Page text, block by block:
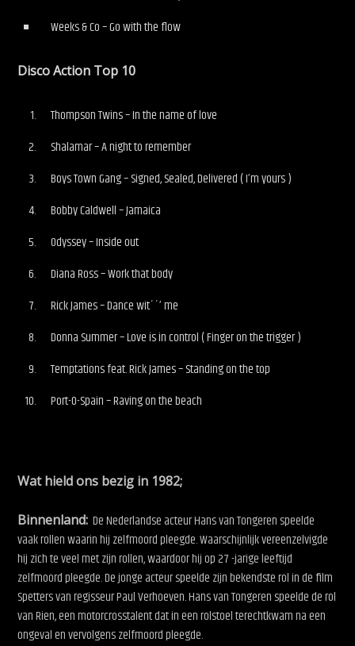
Weeks & Co – Go with the flow
Disco Action Top 10
Thompson Twins – In the name of love
Shalamar – A night to remember
Boys Town Gang – Signed, Sealed, Delivered ( I’m yours )
Bobby Caldwell – Jamaica
Odyssey – Inside out
Diana Ross – Work that body
Rick James – Dance wit´´’ me
Donna Summer – Love is in control ( Finger on the trigger )
Temptations feat. Rick James – Standing on the top
Port-O-Spain – Raving on the beach
Wat hield ons bezig in 1982;
Binnenland: De Nederlandse acteur Hans van Tongeren speelde
vaak rollen waarin hij zelfmoord pleegde. Waarschijnlijk vereenzelvigde
hij zich te veel met zijn rollen, waardoor hij op 27 -jarige leeftijd
zelfmoord pleegde. De jonge acteur speelde zijn bekendste rol in de film
Spetters van regisseur Paul Verhoeven. Hans van Tongeren speelde de rol
van Rien, een motorcrosstalent dat in een rolstoel terechtkwam na een
ongeval en vervolgens zelfmoord pleegde.